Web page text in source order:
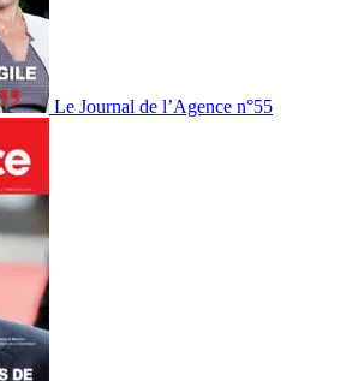
Le Journal de l’Agence n°55